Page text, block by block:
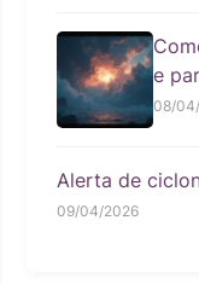
e
08/
Alerta de
09/04/2026